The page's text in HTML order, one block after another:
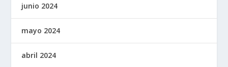
junio 2024
mayo 2024
abril 2024